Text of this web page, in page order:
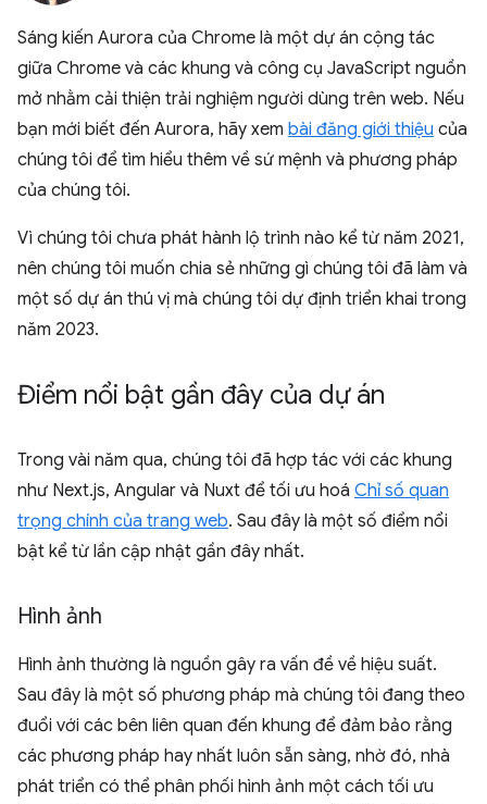
Sáng kiến Aurora của Chrome là một dự án cộng tác
giữa Chrome và các khung và công cụ JavaScript nguồn
mở nhằm cải thiện trải nghiệm người dùng trên web. Nếu
bạn mới biết đến Aurora, hãy xem bài đăng giới thiệu của
chúng tôi để tìm hiểu thêm về sứ mệnh và phương pháp
của chúng tôi.
Vì chúng tôi chưa phát hành lộ trình nào kể từ năm 2021,
nên chúng tôi muốn chia sẻ những gì chúng tôi đã làm và
một số dự án thú vị mà chúng tôi dự định triển khai trong
năm 2023.
Điểm nổi bật gần đây của dự án
Trong vài năm qua, chúng tôi đã hợp tác với các khung
như Next.js, Angular và Nuxt để tối ưu hoá Chỉ số quan
trọng chính của trang web. Sau đây là một số điểm nổi
bật kể từ lần cập nhật gần đây nhất.
Hình ảnh
Hình ảnh thường là nguồn gây ra vấn đề về hiệu suất.
Sau đây là một số phương pháp mà chúng tôi đang theo
đuổi với các bên liên quan đến khung để đảm bảo rằng
các phương pháp hay nhất luôn sẵn sàng, nhờ đó, nhà
phát triển có thể phân phối hình ảnh một cách tối ưu